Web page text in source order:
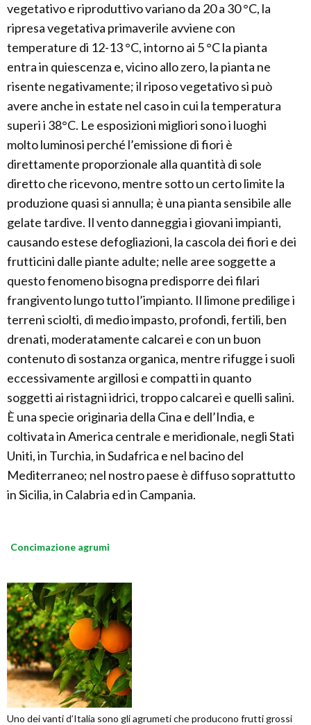
vegetativo e riproduttivo variano da 20 a 30 °C, la
ripresa vegetativa primaverile avviene con
temperature di 12-13 °C, intorno ai 5 °C la pianta
entra in quiescenza e, vicino allo zero, la pianta ne
risente negativamente; il riposo vegetativo si può
avere anche in estate nel caso in cui la temperatura
superi i 38°C. Le esposizioni migliori sono i luoghi
molto luminosi perché l’emissione di fiori è
direttamente proporzionale alla quantità di sole
diretto che ricevono, mentre sotto un certo limite la
produzione quasi si annulla; è una pianta sensibile alle
gelate tardive. Il vento danneggia i giovani impianti,
causando estese defogliazioni, la cascola dei fiori e dei
frutticini dalle piante adulte; nelle aree soggette a
questo fenomeno bisogna predisporre dei filari
frangivento lungo tutto l’impianto. Il limone predilige i
terreni sciolti, di medio impasto, profondi, fertili, ben
drenati, moderatamente calcarei e con un buon
contenuto di sostanza organica, mentre rifugge i suoli
eccessivamente argillosi e compatti in quanto
soggetti ai ristagni idrici, troppo calcarei e quelli salini.
È una specie originaria della Cina e dell’India, e
coltivata in America centrale e meridionale, negli Stati
Uniti, in Turchia, in Sudafrica e nel bacino del
Mediterraneo; nel nostro paese è diffuso soprattutto
in Sicilia, in Calabria ed in Campania.
Concimazione agrumi
Uno dei vanti d’Italia sono gli agrumeti che producono frutti grossi